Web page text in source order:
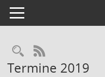
Toggle navigation
RSS-Feed
Termine 2019